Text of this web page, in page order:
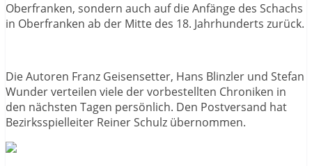
Oberfranken, sondern auch auf die Anfänge des Schachs
in Oberfranken ab der Mitte des 18. Jahrhunderts zurück.
Die Autoren Franz Geisensetter, Hans Blinzler und Stefan
Wunder verteilen viele der vorbestellten Chroniken in
den nächsten Tagen persönlich. Den Postversand hat
Bezirksspielleiter Reiner Schulz übernommen.